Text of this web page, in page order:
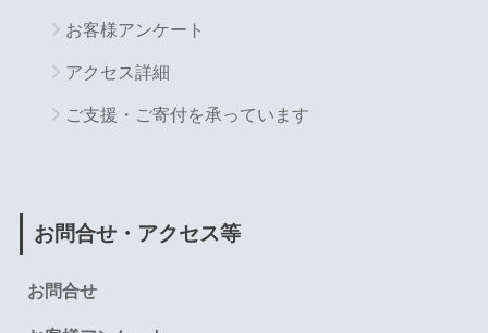
お客様アンケート
アクセス詳細
ご支援・ご寄付を承っています
お問合せ・アクセス等
お問合せ